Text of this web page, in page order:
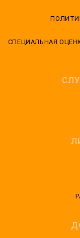
CПЕЦИАЛЬНАЯ